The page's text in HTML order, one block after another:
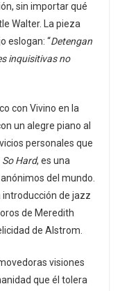
sin importar qué
Walter. La pieza
eslogan: “Detengan
inquisitivas no
con Vivino en la
un alegre piano al
personales que
So Hard, es una
del mundo.
de jazz
de Meredith
de Alstrom.
visiones
que él tolera